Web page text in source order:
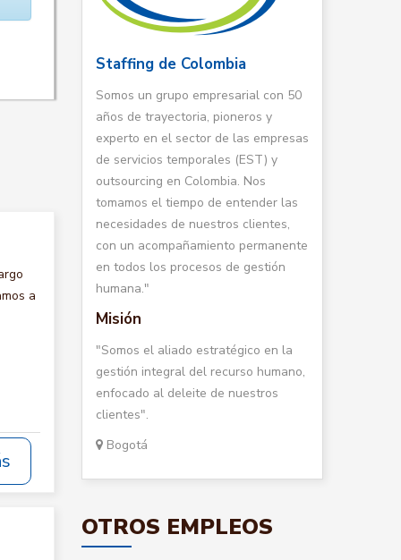
a
Staffing de Colombia
Somos un grupo empresarial con 50
años de trayectoria, pioneros y
experto en el sector de las empresas
de servicios temporales (EST) y
outsourcing en Colombia. Nos
tomamos el tiempo de entender las
necesidades de nuestros clientes,
con un acompañamiento permanente
en todos los procesos de gestión
humana."
Misión
"Somos el aliado estratégico en la
gestión integral del recurso humano,
enfocado al deleite de nuestros
clientes".
Bogotá
OTROS EMPLEOS